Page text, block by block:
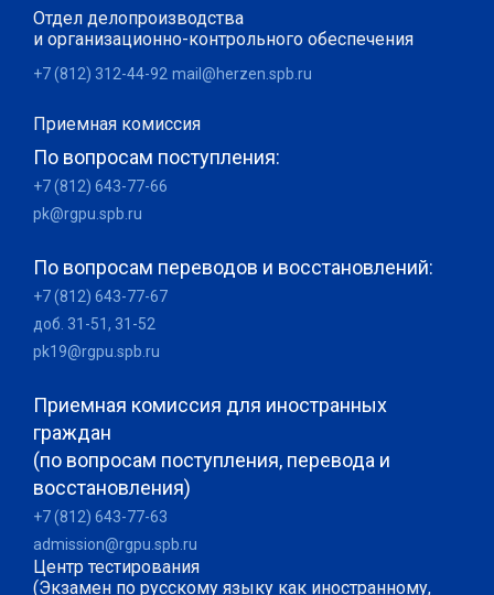
Отдел делопроизводства
и организационно-контрольного обеспечения
+7 (812) 312-44-92 mail@herzen.spb.ru
Приемная комиссия
По вопросам поступления:
+7 (812) 643-77-66
pk@rgpu.spb.ru
По вопросам переводов и восстановлений:
+7 (812) 643-77-67
доб. 31-51, 31-52
pk19@rgpu.spb.ru
Приемная комиссия для иностранных
граждан
(по вопросам поступления, перевода и
восстановления)
+7 (812) 643-77-63
admission@rgpu.spb.ru
Центр тестирования
(Экзамен по русскому языку как иностранному,